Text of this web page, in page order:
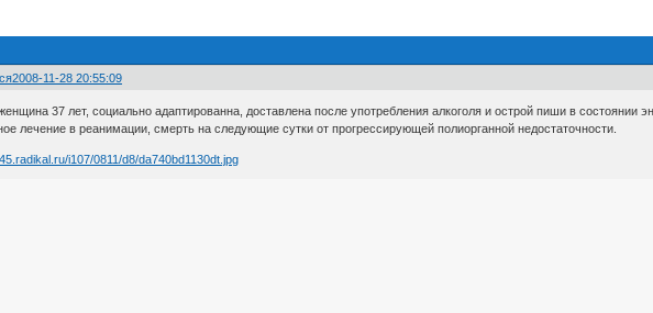
2008-11-28 20:55:09
37 лет, социально адаптированна, доставлена после употребления алкоголя и острой пиши в состоянии
лечение в реанимации, смерть на следующие сутки от прогрессирующей полиорганной недостаточности.